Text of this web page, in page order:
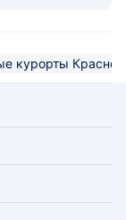
курорты